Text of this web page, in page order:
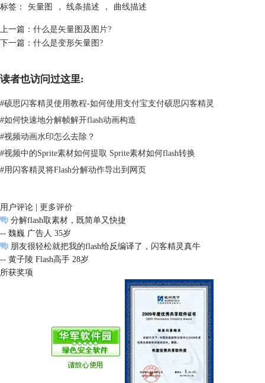
标签： 矢量图 ， 线条描述 ， 曲线描述
上一篇： 什么是矢量图及图片?
下一篇： 什么是变形矢量图?
读者也访问过这里:
#硕思闪客精灵使用教程-如何使用支付宝支付硕思闪客精灵
#如何快速地分解帧解开flash动画构造
#视频动画水印怎么去除？
#视频中的Sprite素材如何提取 Sprite素材如何flash转换
#用闪客精灵将Flash分解动作导出到网页
用户评论 | 更多评价
分解flash取素材，既简单又快捷
-- 魏巍 广告人 35岁
朋友很轻松就把我的flash给反编译了，闪客精灵真牛
-- 黄子陵 Flash高手 28岁
所获奖项